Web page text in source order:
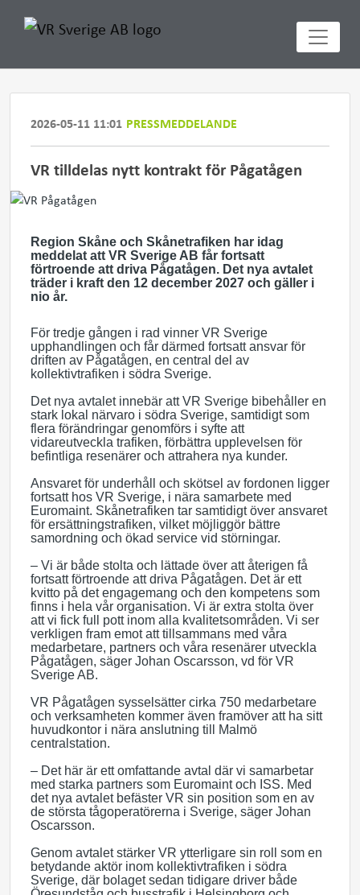
2026-05-11 11:01 PRESSMEDDELANDE
VR tilldelas nytt kontrakt för Pågatågen
Region Skåne och Skånetrafiken har idag
meddelat att VR Sverige AB får fortsatt
förtroende att driva Pågatågen. Det nya avtalet
träder i kraft den 12 december 2027 och gäller i
nio år.
För tredje gången i rad vinner VR Sverige
upphandlingen och får därmed fortsatt ansvar för
driften av Pågatågen, en central del av
kollektivtrafiken i södra Sverige.
Det nya avtalet innebär att VR Sverige bibehåller en
stark lokal närvaro i södra Sverige, samtidigt som
flera förändringar genomförs i syfte att
vidareutveckla trafiken, förbättra upplevelsen för
befintliga resenärer och attrahera nya kunder.
Ansvaret för underhåll och skötsel av fordonen ligger
fortsatt hos VR Sverige, i nära samarbete med
Euromaint. Skånetrafiken tar samtidigt över ansvaret
för ersättningstrafiken, vilket möjliggör bättre
samordning och ökad service vid störningar.
– Vi är både stolta och lättade över att återigen få
fortsatt förtroende att driva Pågatågen. Det är ett
kvitto på det engagemang och den kompetens som
finns i hela vår organisation. Vi är extra stolta över
att vi fick full pott inom alla kvalitetsområden. Vi ser
verkligen fram emot att tillsammans med våra
medarbetare, partners och våra resenärer utveckla
Pågatågen, säger Johan Oscarsson, vd för VR
Sverige AB.
VR Pågatågen sysselsätter cirka 750 medarbetare
och verksamheten kommer även framöver att ha sitt
huvudkontor i nära anslutning till Malmö
centralstation.
– Det här är ett omfattande avtal där vi samarbetar
med starka partners som Euromaint och ISS. Med
det nya avtalet befäster VR sin position som en av
de största tågoperatörerna i Sverige, säger Johan
Oscarsson.
Genom avtalet stärker VR ytterligare sin roll som en
betydande aktör inom kollektivtrafiken i södra
Sverige, där bolaget sedan tidigare driver både